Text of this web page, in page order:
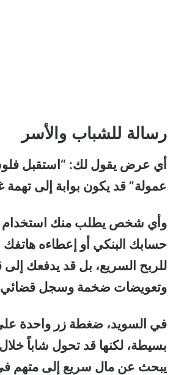
رسالة للشباب والأسر
أي عرض يقول لك: “استقبل
عمولة” قد يكون بوابة إلى
حسابك البنكي أو إعطاءه
للربح السريع، بل قد يدفعك إلى
وتعويضات ضخمة وسجل
بسيطة، لكنها قد تحول شاباً
يبحث عن مال سريع إلى متهم